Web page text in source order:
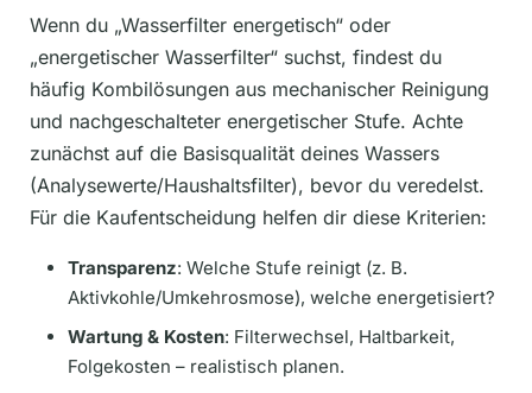
Wenn du „Wasserfilter energetisch“ oder
„energetischer Wasserfilter“ suchst, findest du
häufig Kombilösungen aus mechanischer Reinigung
und nachgeschalteter energetischer Stufe. Achte
zunächst auf die Basisqualität deines Wassers
(Analysewerte/Haushaltsfilter), bevor du veredelst.
Für die Kaufentscheidung helfen dir diese Kriterien:
Transparenz: Welche Stufe reinigt (z. B.
Aktivkohle/Umkehrosmose), welche energetisiert?
Wartung & Kosten: Filterwechsel, Haltbarkeit,
Folgekosten – realistisch planen.